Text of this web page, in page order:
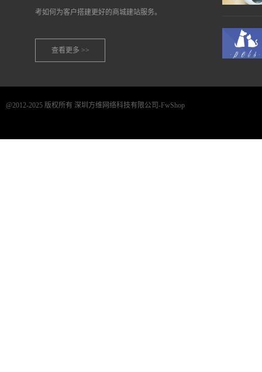
考如何为客户搭建更好的商城建站服务。
查看更多 >>
@2012-2025 版权所有 深圳方维网络科技有限公司-FwShop